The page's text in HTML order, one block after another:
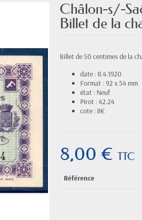
Châlon-s/-
Billet de la
Billet de 50 centimes de la
date : 8.4.1920
Format : 92 x 54 mm
état : Neuf
Pirot : 42.24
cote : 8€
8,00 €TTC
Référence